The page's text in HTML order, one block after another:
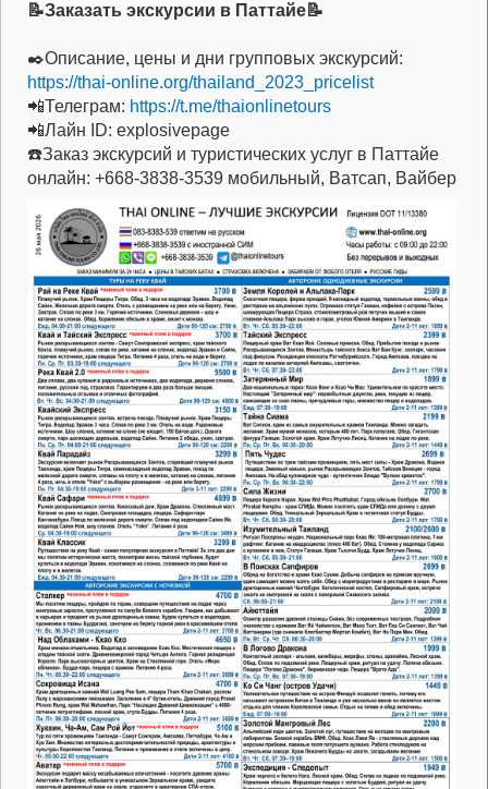
📝Заказать экскурсии в Паттайе📝
✒️Описание, цены и дни групповых экскурсий:
https://thai-online.org/thailand_2023_pricelist
📲Телеграм: https://t.me/thaionlinetours
📲Лайн ID: explosivepage
☎️Заказ экскурсий и туристических услуг в Паттайе
онлайн: +668-3838-3539 мобильный, Ватсап, Вайбер